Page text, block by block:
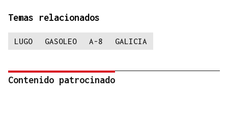
Temas relacionados
LUGO GASOLEO A-8 GALICIA
Contenido patrocinado